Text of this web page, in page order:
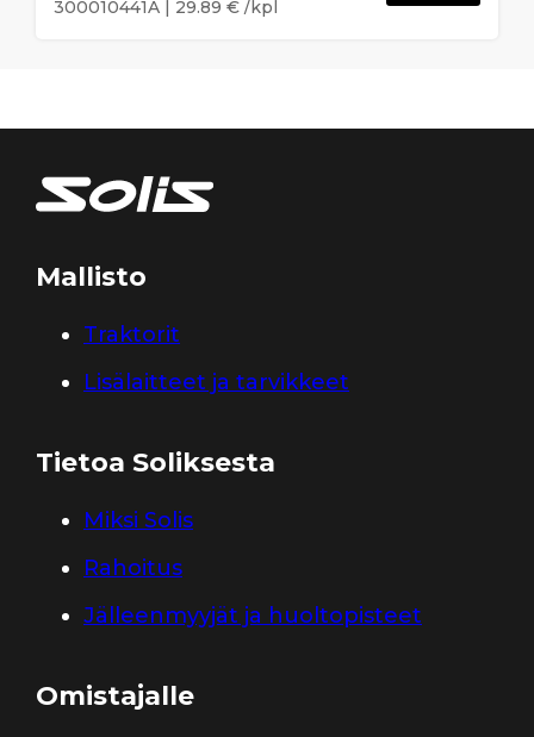
300010441A | 29.89 € /kpl
Mallisto
Traktorit
Lisälaitteet ja tarvikkeet
Tietoa Soliksesta
Miksi Solis
Rahoitus
Jälleenmyyjät ja huoltopisteet
Omistajalle